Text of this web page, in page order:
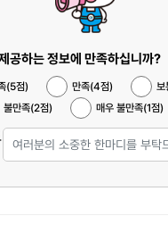
공하는 정보에 만족하십니까?
(5점) 만족(4점)
보
불만족(2점)
매우 불만족(1점)